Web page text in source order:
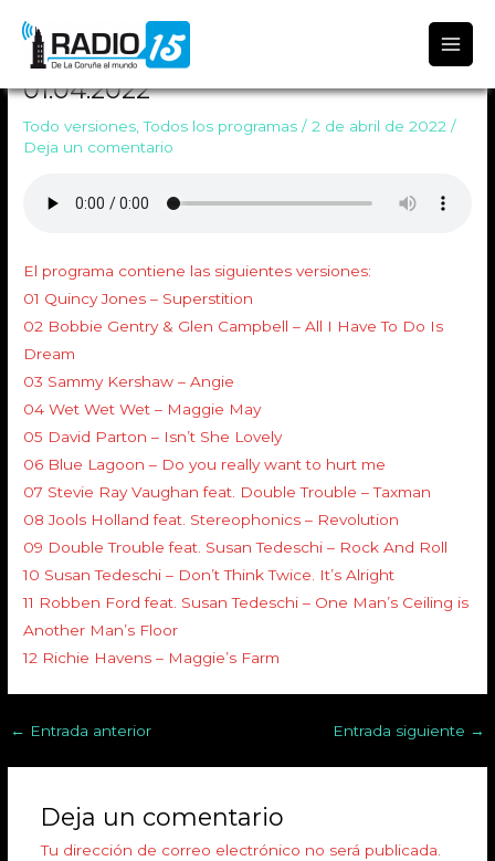
TODO VERSIONES 1479 Emitido
01.04.2022
Todo versiones ,Todos los programas /2 de abril de 2022/
Deja un comentario
El programa contiene las siguientes versiones:
01 Quincy Jones – Superstition
02 Bobbie Gentry & Glen Campbell – All I Have To Do Is
Dream
03 Sammy Kershaw – Angie
04 Wet Wet Wet – Maggie May
05 David Parton – Isn’t She Lovely
06 Blue Lagoon – Do you really want to hurt me
07 Stevie Ray Vaughan feat. Double Trouble – Taxman
08 Jools Holland feat. Stereophonics – Revolution
09 Double Trouble feat. Susan Tedeschi – Rock And Roll
10 Susan Tedeschi – Don’t Think Twice. It’s Alright
11 Robben Ford feat. Susan Tedeschi – One Man’s Ceiling is
Another Man’s Floor
12 Richie Havens – Maggie’s Farm
← Entrada anterior Entrada siguiente →
Deja un comentario
Tu dirección de correo electrónico no será publicada.